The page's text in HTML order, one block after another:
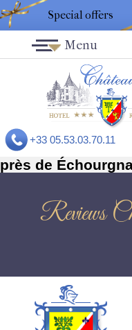
Special offers
+33 05.53.03.70.11
Menu
près de
Reviews